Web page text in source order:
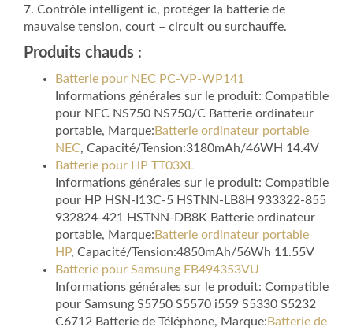
7. Contrôle intelligent ic, protéger la batterie de
mauvaise tension, court – circuit ou surchauffe.
Produits chauds :
Batterie pour NEC PC-VP-WP141
Informations générales sur le produit: Compatible
pour NEC NS750 NS750/C Batterie ordinateur
portable, Marque: Batterie ordinateur portable
NEC, Capacité/Tension:3180mAh/46WH 14.4V
Batterie pour HP TT03XL
Informations générales sur le produit: Compatible
pour HP HSN-I13C-5 HSTNN-LB8H 933322-855
932824-421 HSTNN-DB8K Batterie ordinateur
portable, Marque: Batterie ordinateur portable
HP, Capacité/Tension:4850mAh/56Wh 11.55V
Batterie pour Samsung EB494353VU
Informations générales sur le produit: Compatible
pour Samsung S5750 S5570 i559 S5330 S5232
C6712 Batterie de Téléphone, Marque: Batterie de